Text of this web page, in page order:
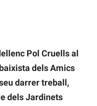
Pol Cruells al
dels Amics
darrer treball,
dels Jardinets